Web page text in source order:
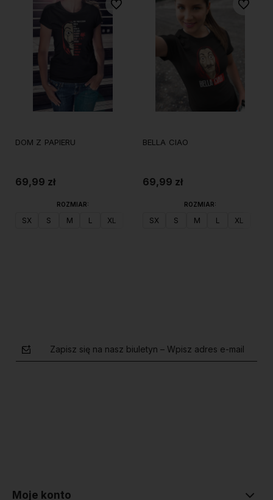
DOM Z PAPIERU
69,99 zł
ROZMIAR:
SX S M L XL
Do ulubionych
BELLA CIAO
69,99 zł
ROZMIAR:
SX S M L XL
Do
Zapisz się na nasz biuletyn – Wpisz adres e-mail
Moje konto